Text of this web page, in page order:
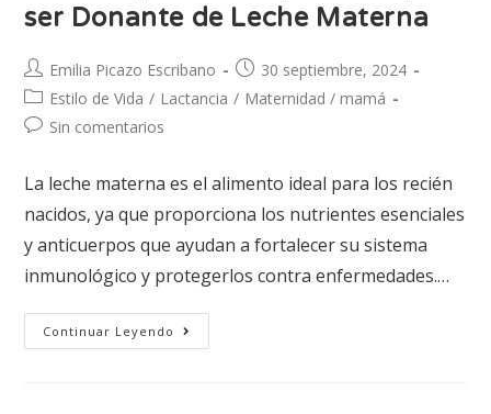
ser Donante de Leche Materna
Emilia Picazo Escribano
30 septiembre, 2024
Estilo de Vida / Lactancia / Maternidad / mamá
Sin comentarios
La leche materna es el alimento ideal para los recién
nacidos, ya que proporciona los nutrientes esenciales
y anticuerpos que ayudan a fortalecer su sistema
inmunológico y protegerlos contra enfermedades.…
Continuar Leyendo